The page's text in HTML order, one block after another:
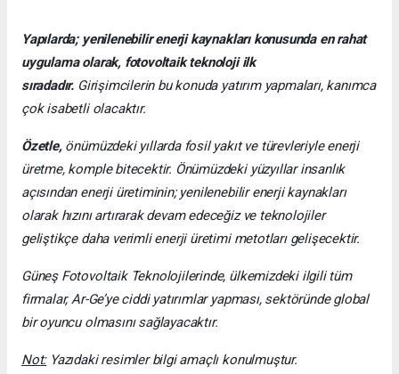
Yapılarda; yenilenebilir enerji kaynakları konusunda en rahat
uygulama olarak, fotovoltaik teknoloji ilk
sıradadır. Girişimcilerin bu konuda yatırım yapmaları, kanımca
çok isabetli olacaktır.
Özetle,önümüzdeki yıllarda fosil yakıt ve türevleriyle enerji
üretme, komple bitecektir. Önümüzdeki yüzyıllar insanlık
açısından enerji üretiminin; yenilenebilir enerji kaynakları
olarak hızını artırarak devam edeceğiz ve teknolojiler
geliştikçe daha verimli enerji üretimi metotları gelişecektir.
Güneş Fotovoltaik Teknolojilerinde, ülkemizdeki ilgili tüm
firmalar, Ar-Ge’ye ciddi yatırımlar yapması, sektöründe global
bir oyuncu olmasını sağlayacaktır.
Not:Yazıdaki resimler bilgi amaçlı konulmuştur.